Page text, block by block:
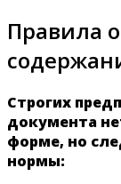
Правила
Строгих
документа
форме, но
нормы: